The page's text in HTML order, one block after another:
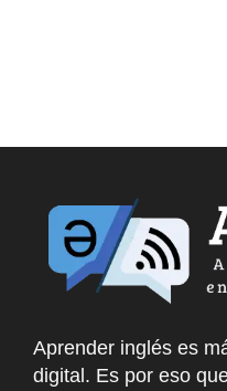
Aprender inglés es
digital. Es por eso